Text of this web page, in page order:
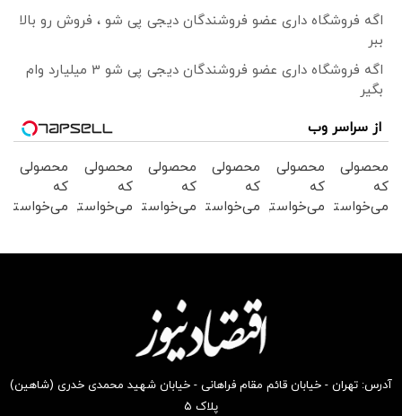
اگه فروشگاه داری عضو فروشندگان دیجی پی شو ، فروش رو بالا
ببر
اگه فروشگاه داری عضو فروشندگان دیجی پی شو 3 میلیارد وام
بگیر
از سراسر وب
محصولی
که
می‌خواستی
محصولی
که
می‌خواستی
محصولی
که
می‌خواستی
بخر!
محصولی
که
می‌خواستی
بخر !
محصولی
که
می‌خواستی
محصولی
که
می‌خواستی
آدرس: تهران - خیابان قائم مقام فراهانی - خیابان شهید محمدی خدری (شاهین)
پلاک ۵